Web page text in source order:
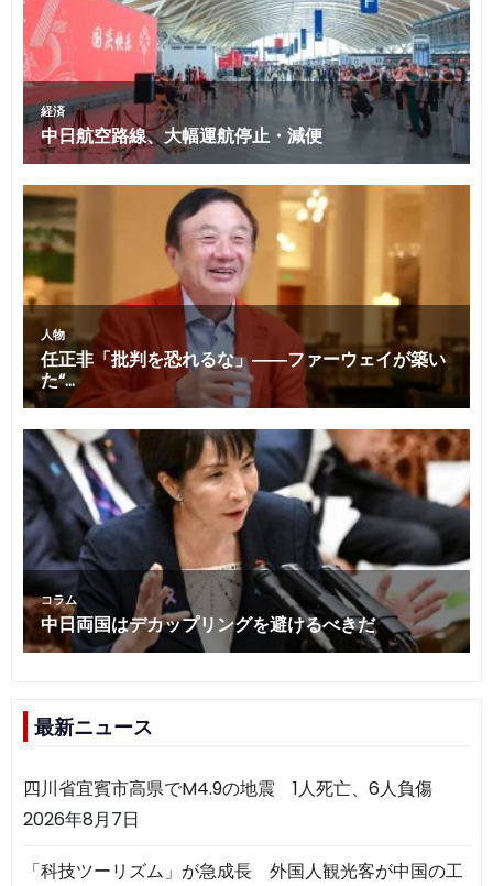
最新ニュース
四川省宜賓市高県でM4.9の地震 1人死亡、6人負傷
2026年8月7日
「科技ツーリズム」が急成長 外国人観光客が中国の工